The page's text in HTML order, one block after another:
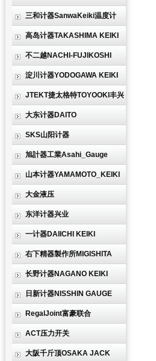
三和计器SanwaKeiki温度计
高岛计器TAKASHIMA KEIKI
不二越NACHI-FUJIKOSHI
淀川计器YODOGAWA KEIKI
JTEKT捷太格特TOYOOKI丰兴
大东计器DAITO
SKS山阳计器
旭計器工業Asahi_Gauge
山本计器YAMAMOTO_KEIKI
大金液压
东洋计器兴业
一计器DAIICHI KEIKI
右下精器製作所MIGISHITA
长野计器NAGANO KEIKI
日新计器NISSHIN GAUGE
RegalJoint富豪联合
ACT压力开关
大阪千斤顶OSAKA JACK